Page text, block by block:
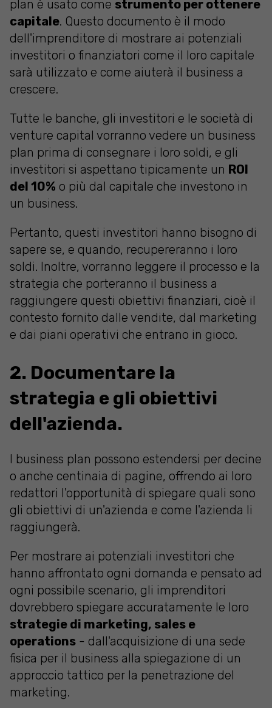
plan è usato come strumento per ottenere
capitale. Questo documento è il modo
dell'imprenditore di mostrare ai potenziali
investitori o finanziatori come il loro capitale
sarà utilizzato e come aiuterà il business a
crescere.
Tutte le banche, gli investitori e le società di
venture capital vorranno vedere un business
plan prima di consegnare i loro soldi, e gli
investitori si aspettano tipicamente un ROI
del 10% o più dal capitale che investono in
un business.
Pertanto, questi investitori hanno bisogno di
sapere se, e quando, recupereranno i loro
soldi. Inoltre, vorranno leggere il processo e la
strategia che porteranno il business a
raggiungere questi obiettivi finanziari, cioè il
contesto fornito dalle vendite, dal marketing
e dai piani operativi che entrano in gioco.
2. Documentare la
strategia e gli obiettivi
dell'azienda.
I business plan possono estendersi per decine
o anche centinaia di pagine, offrendo ai loro
redattori l'opportunità di spiegare quali sono
gli obiettivi di un'azienda e come l'azienda li
raggiungerà.
Per mostrare ai potenziali investitori che
hanno affrontato ogni domanda e pensato ad
ogni possibile scenario, gli imprenditori
dovrebbero spiegare accuratamente le loro
strategie di marketing, sales e
operations - dall'acquisizione di una sede
fisica per il business alla spiegazione di un
approccio tattico per la penetrazione del
marketing.